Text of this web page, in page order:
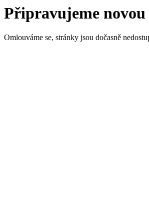
Připravujeme novou
Omlouváme se, stránky jsou dočasně